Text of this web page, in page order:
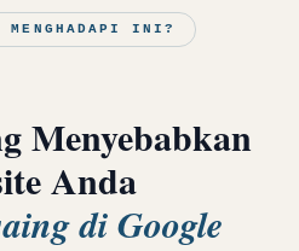
MENGHADAPI INI?
Menyebabkan
Anda
di Google